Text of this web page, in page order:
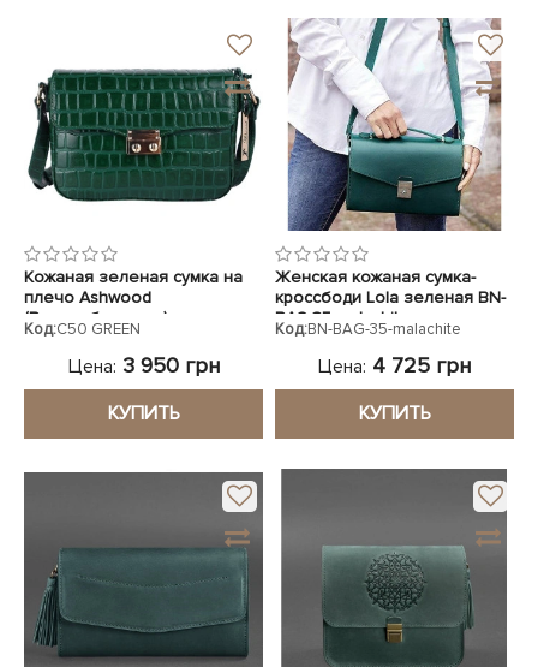
Кожаная зеленая сумка на
плечо Ashwood
(Великобритания)
Код:C50 GREEN
Цена: 3 950 грн
КУПИТЬ
Женская кожаная сумка-
кроссбоди Lola зеленая BN-
BAG-35-malachite
Код:BN-BAG-35-malachite
Цена: 4 725 грн
КУПИТЬ